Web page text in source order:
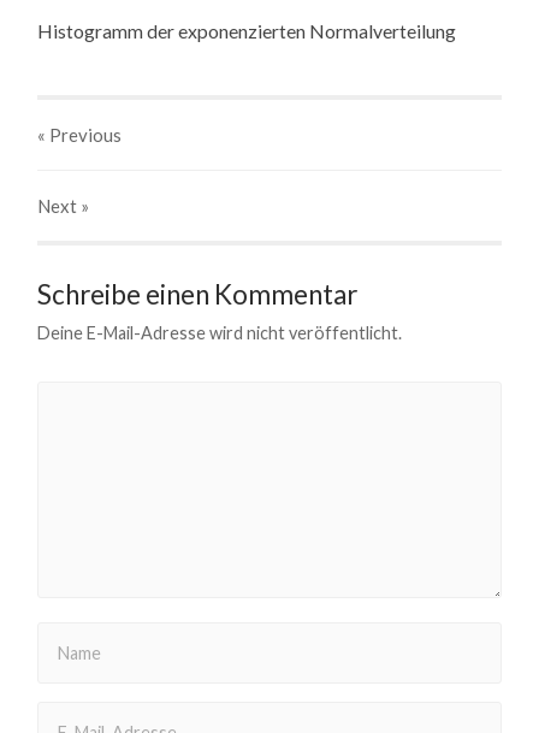
Histogramm der exponenzierten Normalverteilung
« Previous
Next »
Schreibe einen Kommentar
Deine E-Mail-Adresse wird nicht veröffentlicht.